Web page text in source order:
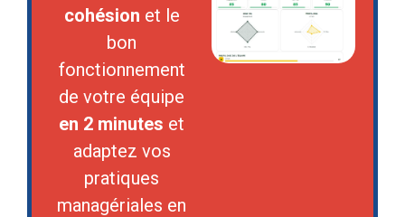
cohésion et le
bon
fonctionnement
de votre équipe
en 2 minutes et
adaptez vos
pratiques
managériales en